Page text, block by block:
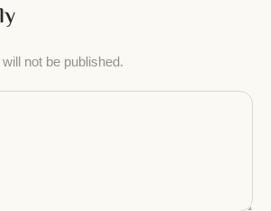
not be published.